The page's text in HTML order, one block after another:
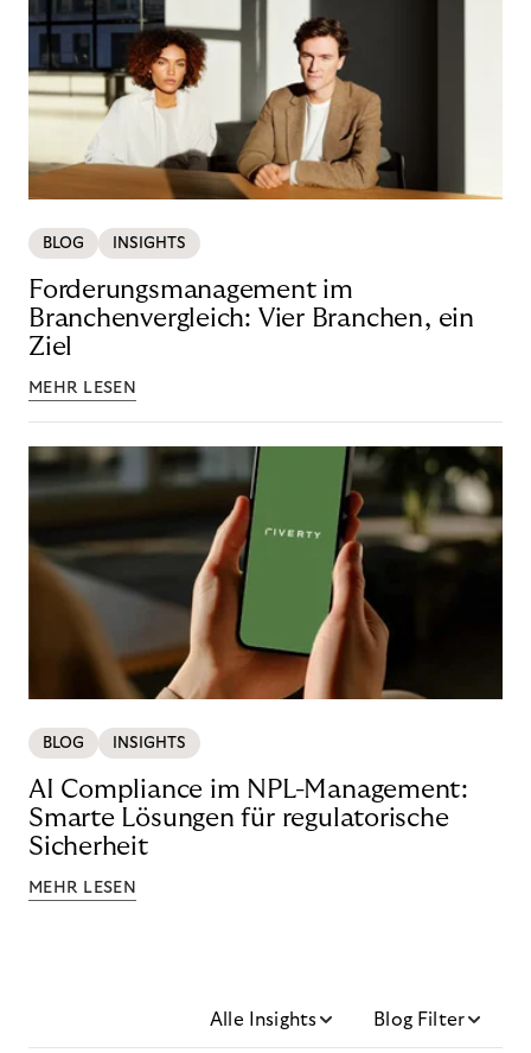
BLOG INSIGHTS
Forderungsmanagement im
Branchenvergleich: Vier Branchen, ein
Ziel
MEHR LESEN
BLOG INSIGHTS
AI Compliance im NPL-Management:
Smarte Lösungen für regulatorische
Sicherheit
MEHR LESEN
Alle Insights Blog Filter